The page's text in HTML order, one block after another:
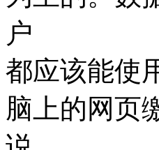
户
都应该能使
脑上的网页